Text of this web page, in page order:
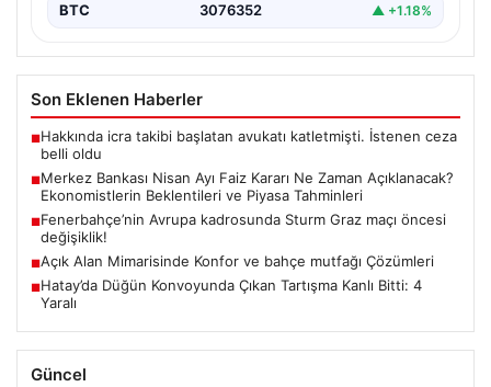
BTC 3076352 ▲ +1.18%
Son Eklenen Haberler
■Hakkında icra takibi başlatan avukatı katletmişti. İstenen ceza
belli oldu
■Merkez Bankası Nisan Ayı Faiz Kararı Ne Zaman Açıklanacak?
Ekonomistlerin Beklentileri ve Piyasa Tahminleri
■Fenerbahçe’nin Avrupa kadrosunda Sturm Graz maçı öncesi
değişiklik!
■Açık Alan Mimarisinde Konfor ve bahçe mutfağı Çözümleri
■Hatay’da Düğün Konvoyunda Çıkan Tartışma Kanlı Bitti: 4
Yaralı
Güncel